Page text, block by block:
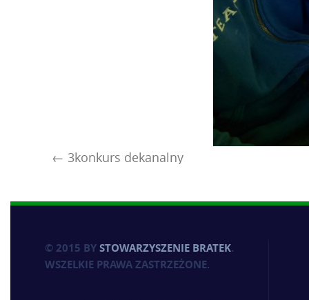
3konkurs dekanalny
© 2015 BYSTOWARZYSZENIE BRATEK.
WSZELKIE PRAWA ZASTRZEŻONE.